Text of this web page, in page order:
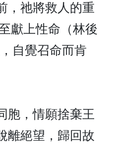
，祂將救人的重
獻上性命（林後
自覺召命而肯
胞，情願捨棄王
離絕望，歸回故